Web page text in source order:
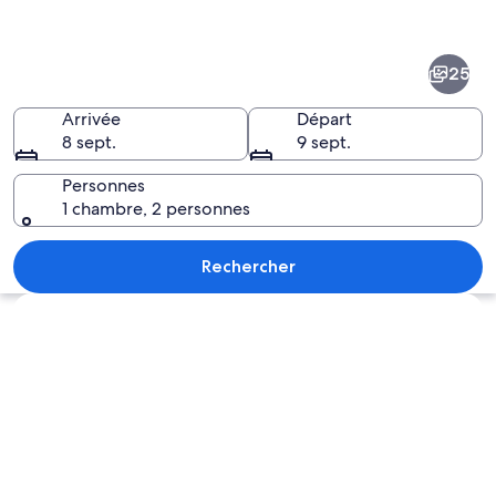
suivante :
Centre-
ville
de
Mérida
Un bâtiment historique doté d’un
25
Arrivée
8 sept.
Départ
9 sept.
Personnes
1 chambre, 2 personnes
Rechercher
Explorer la carte